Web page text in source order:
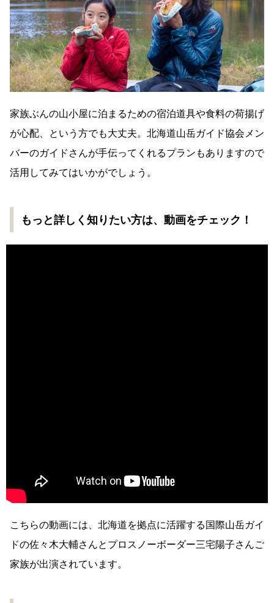
家族ぶんの山小屋に泊まるための宿泊道具や食料の荷揚げ
が心配、という方でも大丈夫。北海道山岳ガイド協会メン
バーのガイドさんが手伝ってくれるプランもありますので
活用してみてはいかがでしょう。
もっと詳しく知りたい方は、動画をチェック！
こちらの動画には、北海道を拠点に活躍する国際山岳ガイ
ドの佐々木大輔さんとプロスノーボーダー三宅陽子さんご
家族が出演されています。